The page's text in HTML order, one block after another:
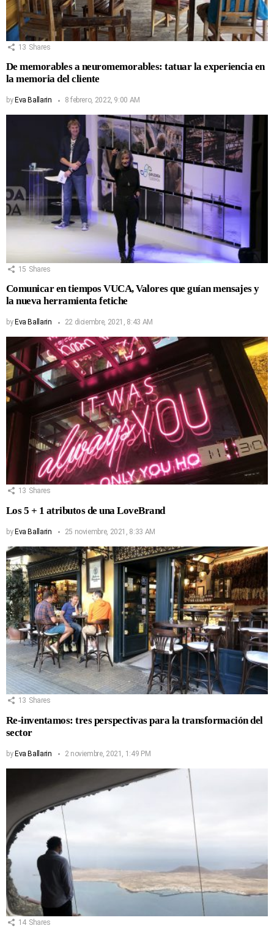
13 Shares
De memorables a neuromemorables: tatuar la experiencia en
la memoria del cliente
by Eva Ballarin 8 febrero, 2022, 9:00 AM
15 Shares
Comunicar en tiempos VUCA, Valores que guían mensajes y
la nueva herramienta fetiche
by Eva Ballarin 22 diciembre, 2021, 8:43 AM
13 Shares
Los 5 + 1 atributos de una LoveBrand
by Eva Ballarin 25 noviembre, 2021, 8:33 AM
13 Shares
Re-inventamos: tres perspectivas para la transformación del
sector
byEva Ballarin 2 noviembre, 2021, 1:49 PM
14 Shares